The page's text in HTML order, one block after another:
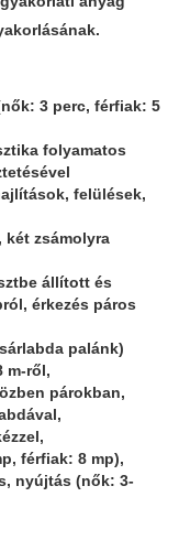
3 perc, férfiak: 5
folyamatos
felülések,
zsámolyra
állított és
érkezés páros
palánk)
m-ről,
párokban,
férfiak: 8 mp),
nyújtás (nők: 3-